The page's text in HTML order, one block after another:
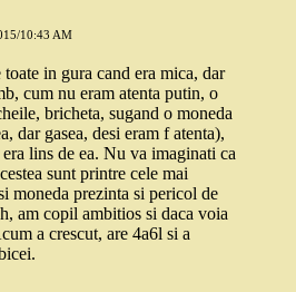
10:43 AM
toate in gura cand era mica, dar
cum nu eram atenta putin, o
bricheta, sugand o moneda
dar gasea, desi eram f atenta),
lins de ea. Nu va imaginati ca
sunt printre cele mai
moneda prezinta si pericol de
am copil ambitios si daca voia
a crescut, are 4a6l si a